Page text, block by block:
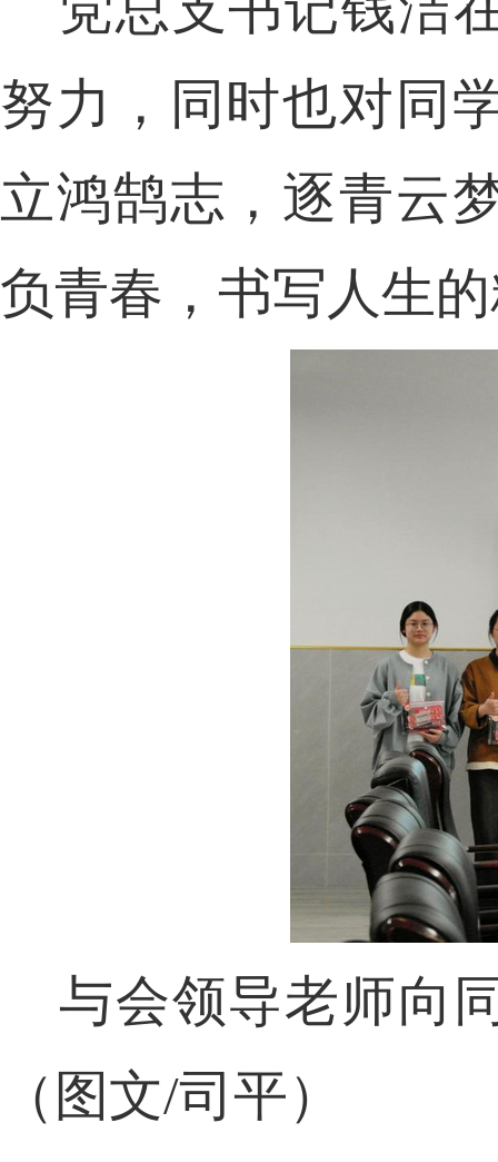
努力，同时也对同
立鸿鹄志，逐青云
负青春，书写人生
与会领导老师向
（图文/司平）